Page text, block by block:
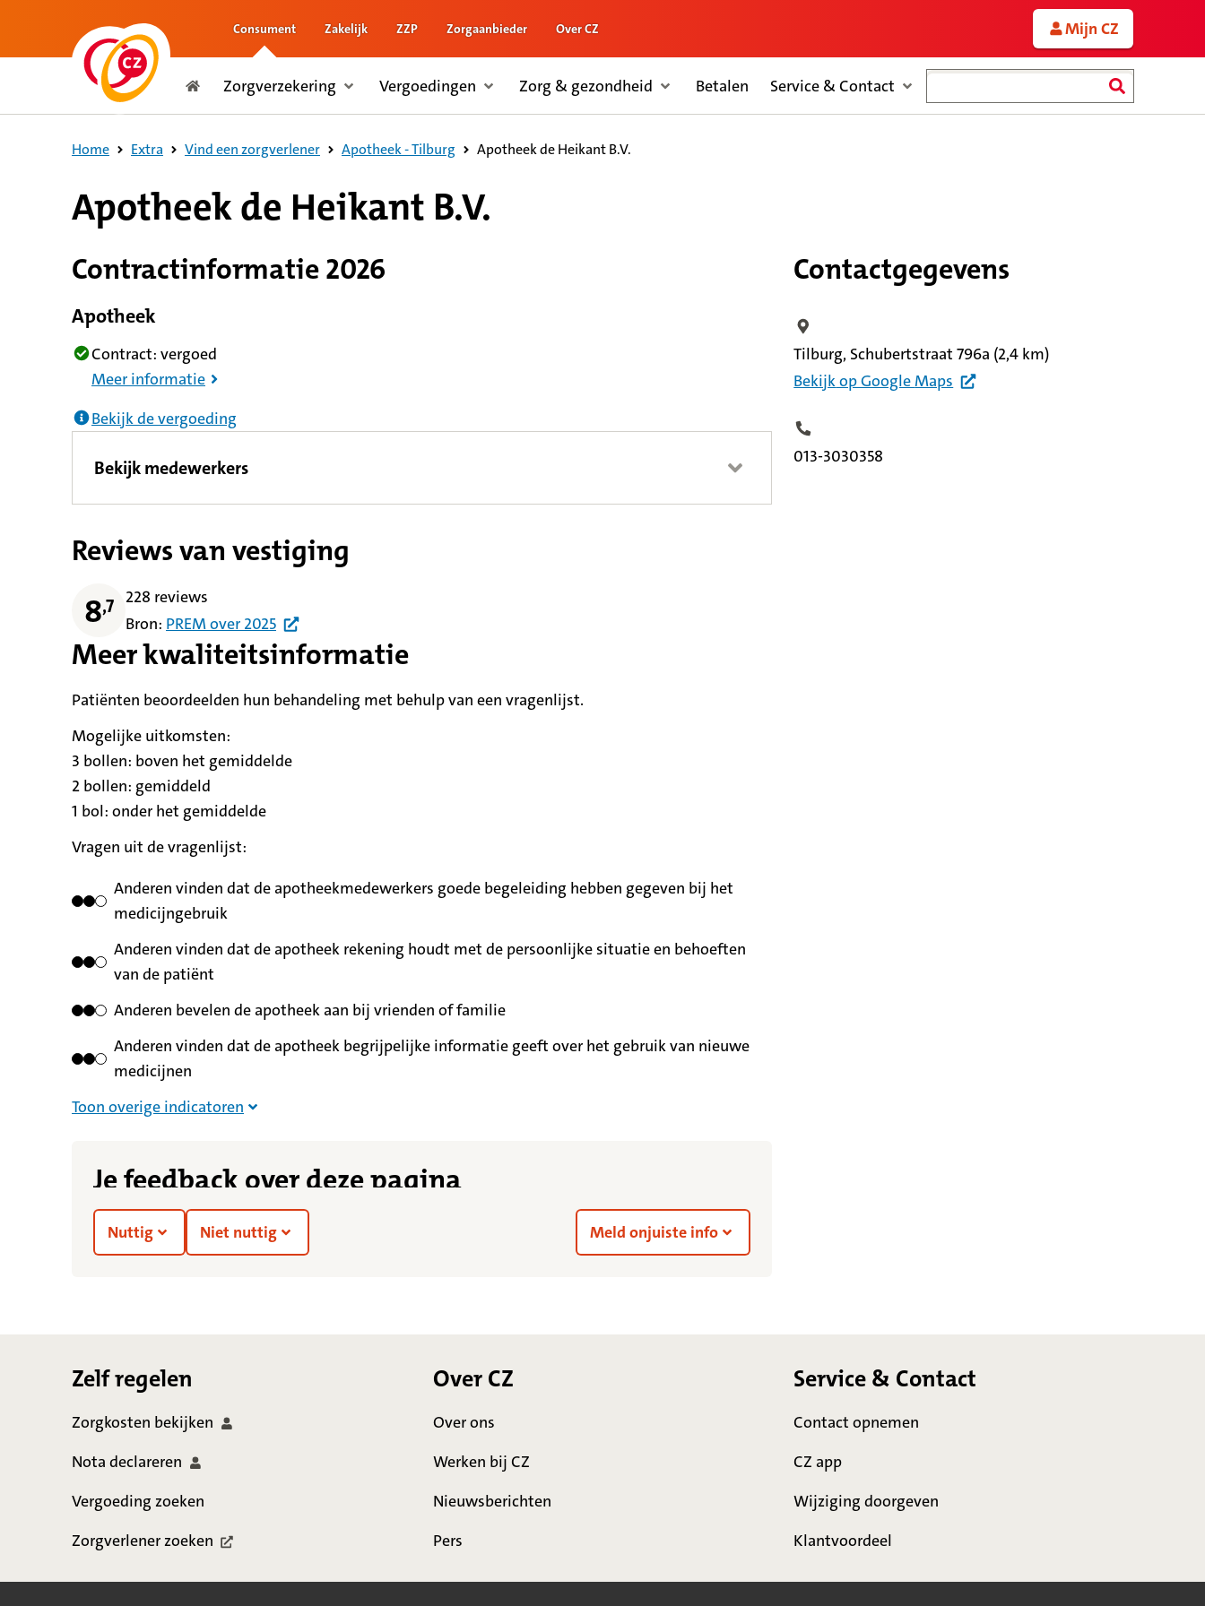
de inhoud
Consument Zakelijk ZZP Zorgaanbieder Over CZ Mijn CZ
Consument
Zorgverzekering Vergoedingen Zorg & gezondheid Betalen Service & Contact
Home Extra Vind een zorgverlener Apotheek - Tilburg Apotheek de Heikant B.V.
Apotheek de Heikant B.V.
Contractinformatie 2026
Apotheek
Contract: vergoed
Meer informatie
Bekijk de vergoeding
Bekijk medewerkers
Reviews van vestiging
8,7 op basis van 228 reviews
8,7
228 reviews
Bron: PREMover 2025
Meer kwaliteitsinformatie
Patiënten beoordeelden hun behandeling met behulp van een vragenlijst.
Mogelijke uitkomsten:
3 bollen: betekent
boven het gemiddelde
2 bollen: betekent
gemiddeld
1 bol: betekent
onder het gemiddelde
Vragen uit de vragenlijst:
Anderen vinden dat de apotheekmedewerkers goede begeleiding hebben gegeven bij het
medicijngebruik
Anderen vinden dat de apotheek rekening houdt met de persoonlijke situatie en behoeften
van de patiënt
Anderen bevelen de apotheek aan bij vrienden of familie
Anderen vinden dat de apotheek begrijpelijke informatie geeft over het gebruik van nieuwe
medicijnen
Toon overige indicatoren
Contactgegevens
Locatiegegevens
Tilburg, Schubertstraat 796a (2,4 km)
Bekijkop Google Maps
Telefoonnummer
013-3030358
Je feedback over deze pagina
Nuttig Niet nuttig Meld onjuiste info
Zelf regelen
Zorgkosten bekijken
Nota declareren
Vergoeding zoeken
Zorgverlenerzoeken
Over CZ
Over ons
Werken bij CZ
Nieuwsberichten
Pers
Service & Contact
Contact opnemen
CZ app
Wijziging doorgeven
Klantvoordeel